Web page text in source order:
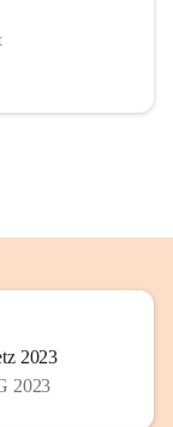
2023
2023